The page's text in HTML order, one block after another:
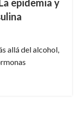
epidemia y
allá del alcohol,